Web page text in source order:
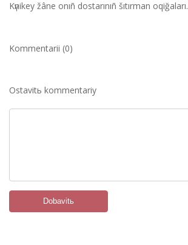
Kүnіkey žâne onıñ dostarınıñ šıtırman oqiğaları.
Kommentarii (0)
Ostavitь kommentariy
Dobavitь